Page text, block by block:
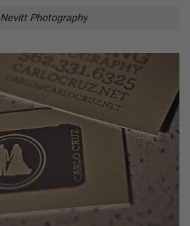
Photography